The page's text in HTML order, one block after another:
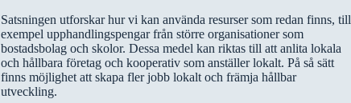
Satsningen utforskar hur vi kan använda resurser som redan finns, till
exempel upphandlingspengar från större organisationer som
bostadsbolag och skolor. Dessa medel kan riktas till att anlita lokala
och hållbara företag och kooperativ som anställer lokalt. På så sätt
finns möjlighet att skapa fler jobb lokalt och främja hållbar
utveckling.